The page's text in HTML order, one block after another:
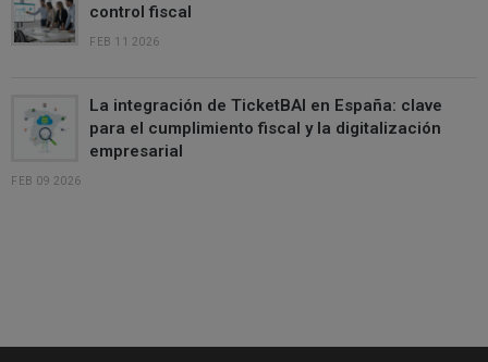
control fiscal
FEB 11 2026
La integración de TicketBAI en España: clave
para el cumplimiento fiscal y la digitalización
empresarial
FEB 09 2026